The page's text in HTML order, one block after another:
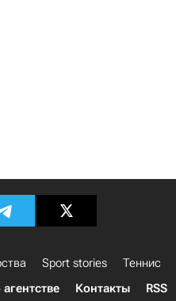
Sport stories Теннис
Контакты RSS